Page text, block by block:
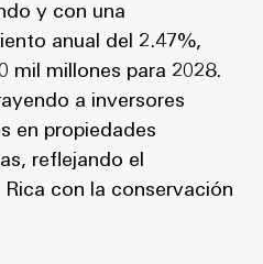
y con una
anual del 2.47%,
mil millones para 2028.
a inversores
en propiedades
reflejando el
con la conservación